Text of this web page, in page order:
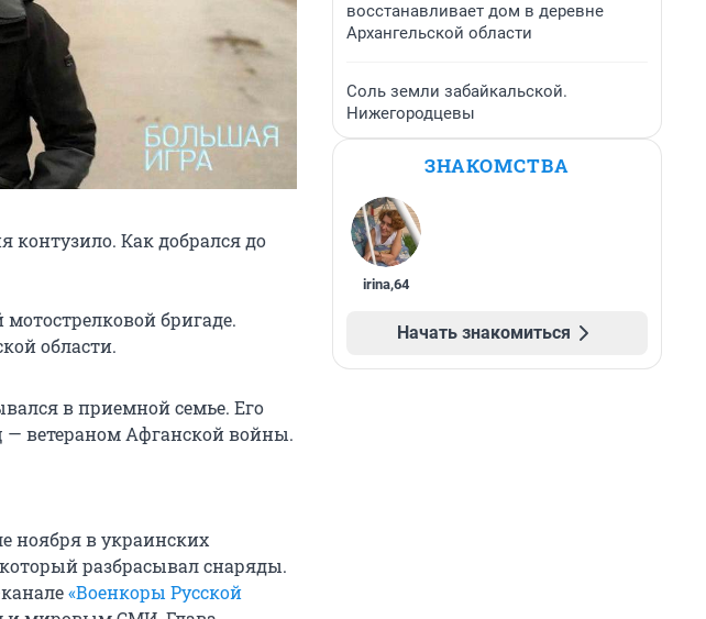
контузило. Как добрался до
бригаде.
области.
в приемной семье. Его
— ветераном Афганской войны.
ноября в украинских
разбрасывал снаряды.
«Военкоры Русской
восстанавливает дом в деревне
Архангельской области
Соль земли забайкальской.
Нижегородцевы
ЗНАКОМСТВА
irina,64
Начать знакомиться